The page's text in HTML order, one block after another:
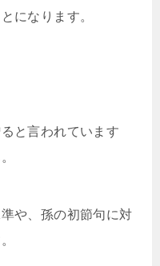
になります。
と言われています
や、孫の初節句に対